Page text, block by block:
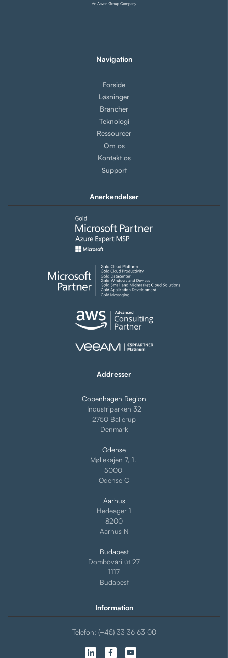
Navigation
Forside
Løsninger
Brancher
Teknologi
Ressourcer
Om os
Kontakt os
Support
Anerkendelser
Addresser
Copenhagen Region
Industriparken 32
2750 Ballerup
Denmark
Odense
Møllekajen 7, 1.
5000
Odense C
Aarhus
Hedeager 1
8200
Aarhus N
Budapest
Dombóvári út 27
1117
Budapest
Information
Telefon: (+45) 33 36 63 00